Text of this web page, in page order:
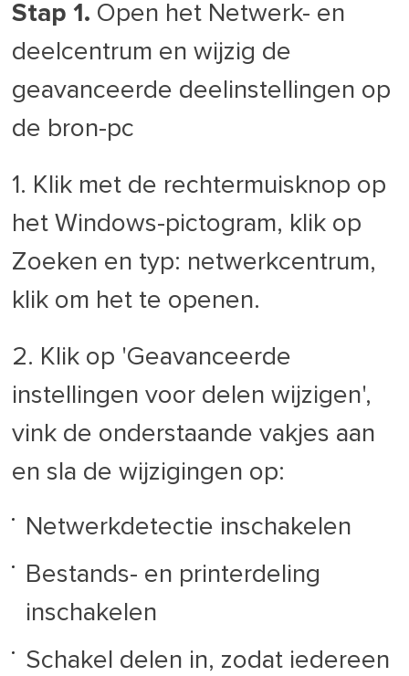
Stap 1. Open het Netwerk- en
deelcentrum en wijzig de
geavanceerde deelinstellingen op
de bron-pc
1. Klik met de rechtermuisknop op
het Windows-pictogram, klik op
Zoeken en typ: netwerkcentrum,
klik om het te openen.
2. Klik op 'Geavanceerde
instellingen voor delen wijzigen',
vink de onderstaande vakjes aan
en sla de wijzigingen op:
Netwerkdetectie inschakelen
Bestands- en printerdeling
inschakelen
Schakel delen in, zodat iedereen